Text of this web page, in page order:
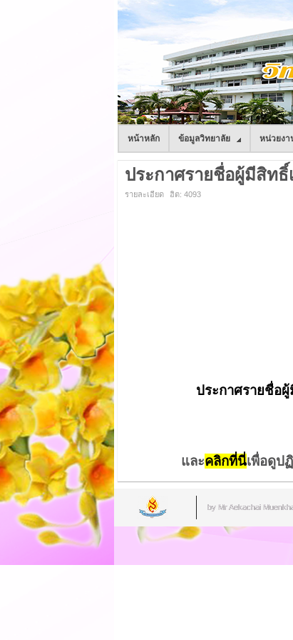
หน้าหลัก ข้อมูลวิทยาลัย หน่วยงา
ประกาศรายชื่อผู้มีสิทธิ์เข้
รายละเอียด ฮิต: 4093
ประกาศรายชื่อ
และคลิกที่นี่เพื่อดูป
by Mr.Aekachai